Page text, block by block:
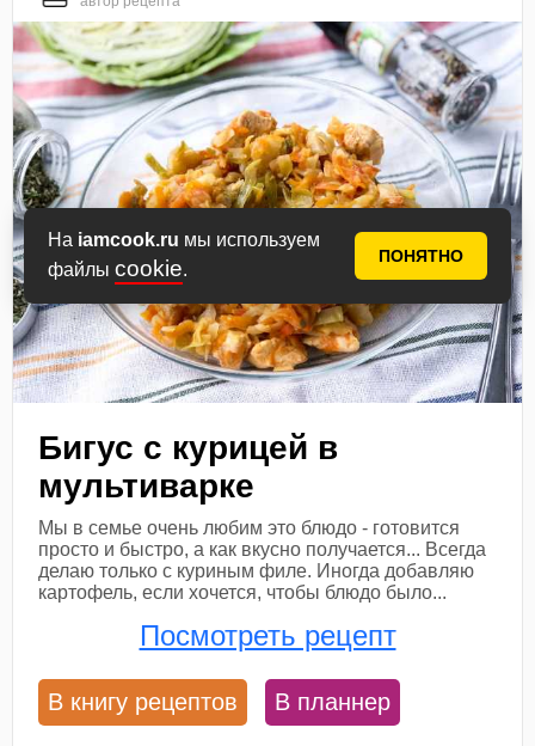
На iamcook.ru мы используем
файлы cookie.
ПОНЯТНО
Бигус с курицей в
мультиварке
Мы в семье очень любим это блюдо - готовится
просто и быстро, а как вкусно получается... Всегда
делаю только с куриным филе. Иногда добавляю
картофель, если хочется, чтобы блюдо было...
Посмотреть рецепт
В книгу рецептов В планнер